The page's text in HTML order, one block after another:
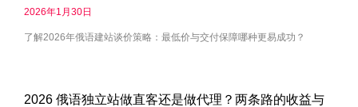
2026年1月30日
了解2026年俄语建站谈价策略：最低价与交付保障哪种更易成功？
2026 俄语独立站做直客还是做代理？两条路的收益与